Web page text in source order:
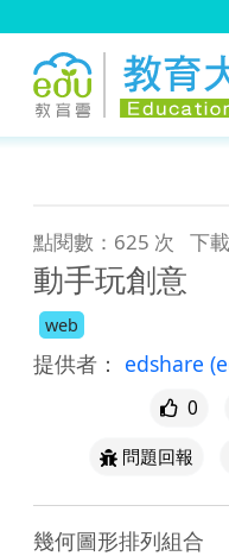
點閱數：625 次 下
動手玩創意
web
提供者： edshare
0
問題回報
幾何圖形排列組合